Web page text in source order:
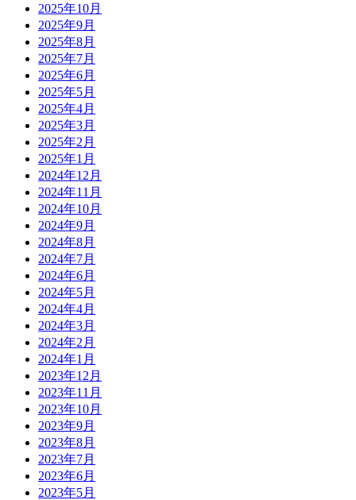
2025年10月
2025年9月
2025年8月
2025年7月
2025年6月
2025年5月
2025年4月
2025年3月
2025年2月
2025年1月
2024年12月
2024年11月
2024年10月
2024年9月
2024年8月
2024年7月
2024年6月
2024年5月
2024年4月
2024年3月
2024年2月
2024年1月
2023年12月
2023年11月
2023年10月
2023年9月
2023年8月
2023年7月
2023年6月
2023年5月